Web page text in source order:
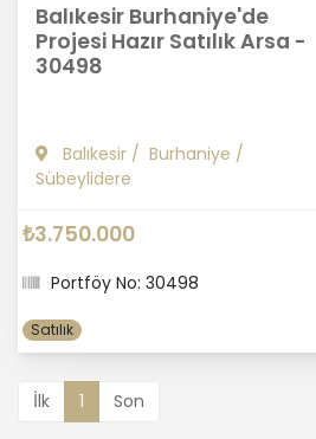
Balıkesir Burhaniye'de
Projesi Hazır Satılık Arsa -
30498
Balıkesir / Burhaniye /
Sübeylidere
₺3.750.000
Portföy No: 30498
Satılık
İlk 1 Son